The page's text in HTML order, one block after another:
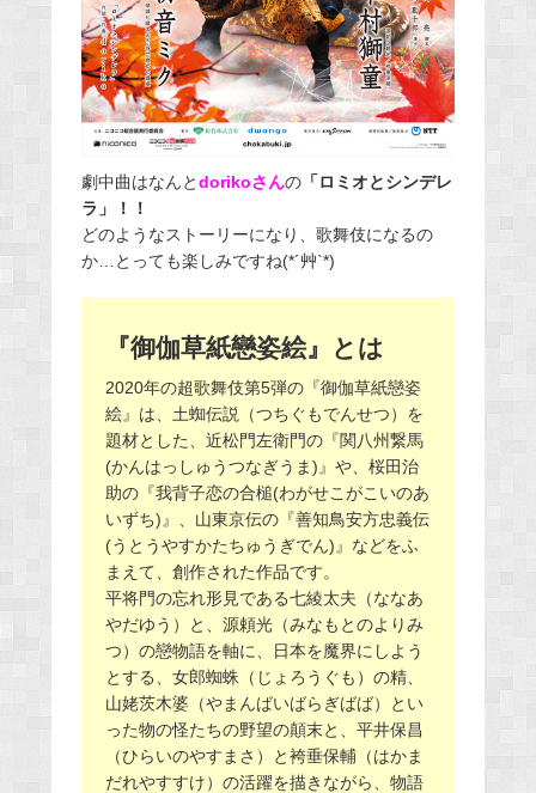
劇中曲はなんとdorikoさんの「ロミオとシンデレ
ラ」！！
どのようなストーリーになり、歌舞伎になるの
か…とっても楽しみですね(*´艸`*)
『御伽草紙戀姿絵』とは
2020年の超歌舞伎第5弾の『御伽草紙戀姿
絵』は、土蜘伝説（つちぐもでんせつ）を
題材とした、近松門左衛門の『関八州繋馬
(かんはっしゅうつなぎうま)』や、桜田治
助の『我背子恋の合槌(わがせこがこいのあ
いずち)』、山東京伝の『善知鳥安方忠義伝
(うとうやすかたちゅうぎでん)』などをふ
まえて、創作された作品です。
平将門の忘れ形見である七綾太夫（ななあ
やだゆう）と、源頼光（みなもとのよりみ
つ）の戀物語を軸に、日本を魔界にしよう
とする、女郎蜘蛛（じょろうぐも）の精、
山姥茨木婆（やまんばいばらぎばば）とい
った物の怪たちの野望の顛末と、平井保昌
（ひらいのやすまさ）と袴垂保輔（はかま
だれやすすけ）の活躍を描きながら、物語